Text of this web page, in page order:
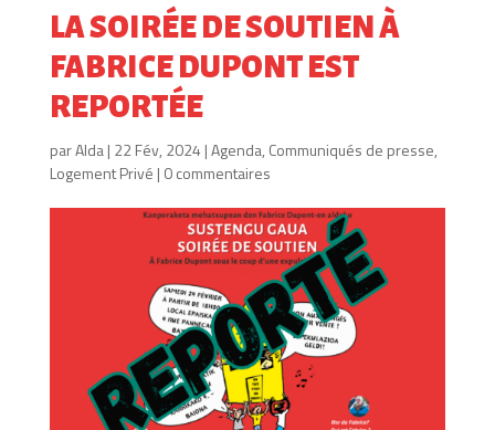
LA SOIRÉE DE SOUTIEN À
FABRICE DUPONT EST
REPORTÉE
parAlda| 22 Fév, 2024 |Agenda, Communiqués de presse,
Logement Privé | 0 commentaires